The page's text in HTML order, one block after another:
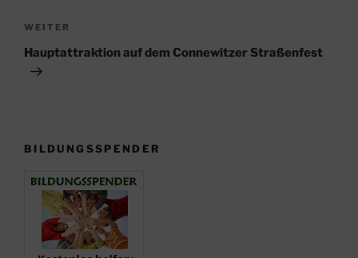
Nächster
Beitrag
WEITER
Hauptattraktion auf dem Connewitzer Straßenfest
BILDUNGSSPENDER